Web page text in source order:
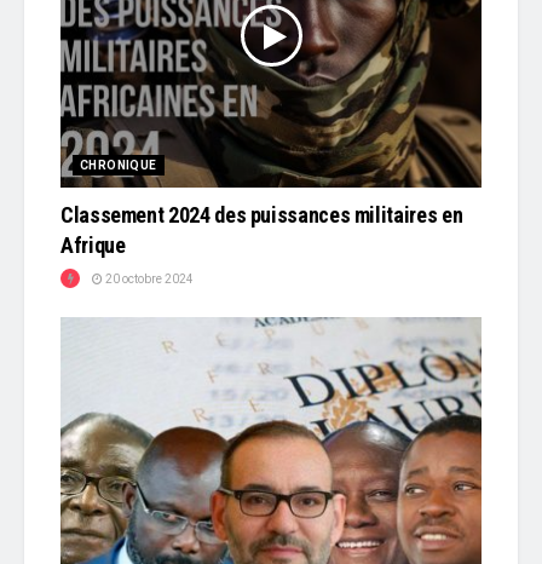
CHRONIQUE
Classement 2024 des puissances militaires en
Afrique
20 octobre 2024